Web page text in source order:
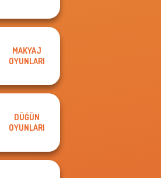
MAKYAJ
OYUNLARI
DÜĞÜN
OYUNLARI